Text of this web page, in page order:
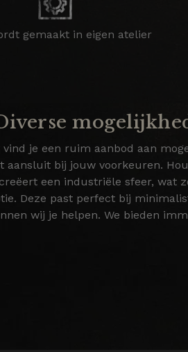
gemaakt in eigen atelier
vind je een ruim aanbod aan
aansluit bij jouw voorkeuren.
een industriële sfeer, wat
Deze past perfect bij
wij je helpen. We bieden